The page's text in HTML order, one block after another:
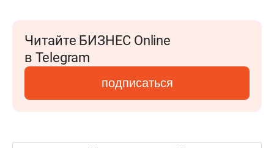
Читайте БИЗНЕС Online
в Telegram
подписаться